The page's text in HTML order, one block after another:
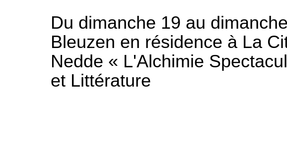
Du dimanche 19 au
Bleuzen en résidence à La
Nedde « L'Alchimie
et Littérature